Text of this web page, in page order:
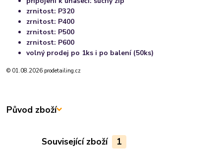
zrnitost: P320
zrnitost: P400
zrnitost: P500
zrnitost: P600
volný prodej po 1ks i po balení (50ks)
© 01.08.2026 prodetailing.cz
Původ zboží
Související zboží 1